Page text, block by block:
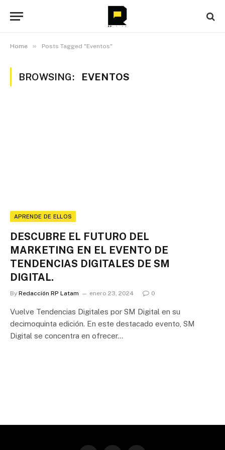
Home » Posts Tagged "Eventos"
BROWSING: EVENTOS
APRENDE DE ELLOS
DESCUBRE EL FUTURO DEL
MARKETING EN EL EVENTO DE
TENDENCIAS DIGITALES DE SM
DIGITAL.
By Redacción RP Latam enero 23, 2024 0
Vuelve Tendencias Digitales por SM Digital en su
decimoquinta edición. En este destacado evento, SM
Digital se concentra en ofrecer…